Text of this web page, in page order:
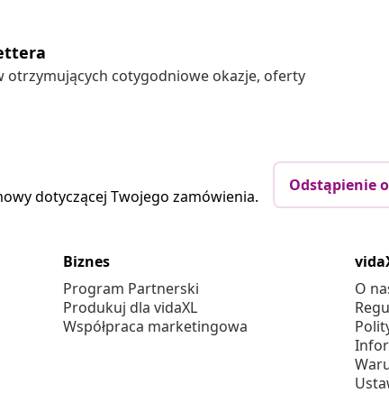
otrzymujących cotygodniowe okazje, oferty
dotyczącej Twojego zamówienia.
Odstąpienie
Biznes
Program Partnerski
Produkuj dla vidaXL
Współpraca marketingowa
O